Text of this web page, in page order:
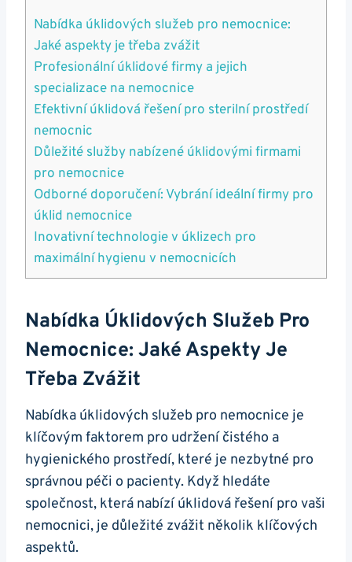
Nabídka úklidových služeb pro nemocnice:
Jaké aspekty je třeba zvážit
Profesionální úklidové firmy a jejich
specializace na nemocnice
Efektivní úklidová řešení pro sterilní prostředí
nemocnic
Důležité služby nabízené úklidovými firmami
pro nemocnice
Odborné doporučení: Vybrání ideální firmy pro
úklid nemocnice
Inovativní technologie v úklizech pro
maximální hygienu v nemocnicích
Nabídka Úklidových Služeb Pro
Nemocnice: Jaké Aspekty Je
Třeba Zvážit
Nabídka úklidových služeb pro nemocnice je
klíčovým faktorem pro udržení čistého a
hygienického prostředí, které je nezbytné pro
správnou péči o pacienty. Když hledáte
společnost, která nabízí úklidová řešení pro vaši
nemocnici, je důležité zvážit několik klíčových
aspektů.